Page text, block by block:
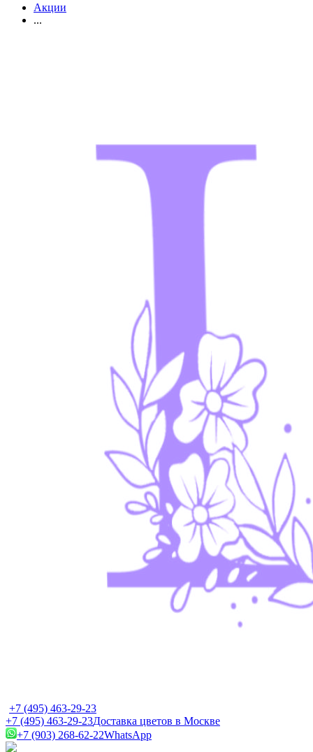
Акции
...
+7 (495) 463-29-23
+7 (495) 463-29-23Доставка цветов в Москве
+7 (903) 268-62-22WhatsApp